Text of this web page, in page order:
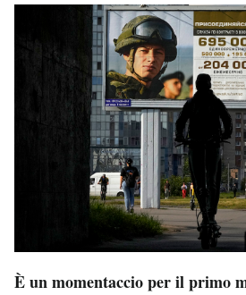
È un momentaccio per il primo